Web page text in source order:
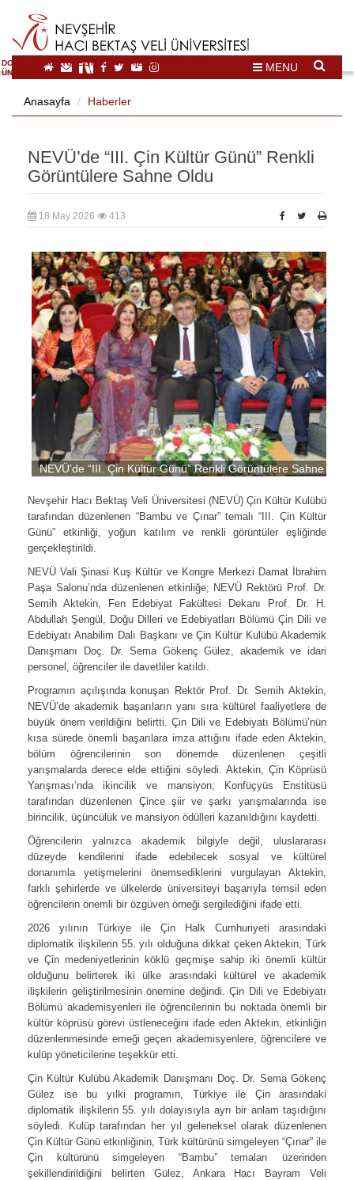
DOĞAL VE KÜLTÜREL MİRAS TURİZMİ İHTİSASLAŞMA
ÜNİVERSİTESİ
MENU
Anasayfa Haberler
NEVÜ’de “III. Çin Kültür Günü” Renkli
Görüntülere Sahne Oldu
18 May 2026 413
NEVÜ’de “III. Çin Kültür Günü” Renkli Görüntülere Sahne Oldu
Nevşehir Hacı Bektaş Veli Üniversitesi (NEVÜ) Çin Kültür Kulübü
tarafından düzenlenen “Bambu ve Çınar” temalı “III. Çin Kültür
Günü” etkinliği, yoğun katılım ve renkli görüntüler eşliğinde
gerçekleştirildi.
NEVÜ Vali Şinasi Kuş Kültür ve Kongre Merkezi Damat İbrahim
Paşa Salonu’nda düzenlenen etkinliğe; NEVÜ Rektörü Prof. Dr.
Semih Aktekin, Fen Edebiyat Fakültesi Dekanı Prof. Dr. H.
Abdullah Şengül, Doğu Dilleri ve Edebiyatları Bölümü Çin Dili ve
Edebiyatı Anabilim Dalı Başkanı ve Çin Kültür Kulübü Akademik
Danışmanı Doç. Dr. Sema Gökenç Gülez, akademik ve idari
personel, öğrenciler ile davetliler katıldı.
Programın açılışında konuşan Rektör Prof. Dr. Semih Aktekin,
NEVÜ’de akademik başarıların yanı sıra kültürel faaliyetlere de
büyük önem verildiğini belirtti. Çin Dili ve Edebiyatı Bölümü’nün
kısa sürede önemli başarılara imza attığını ifade eden Aktekin,
bölüm öğrencilerinin son dönemde düzenlenen çeşitli
yarışmalarda derece elde ettiğini söyledi. Aktekin, Çin Köprüsü
Yarışması’nda ikincilik ve mansiyon; Konfüçyüs Enstitüsü
tarafından düzenlenen Çince şiir ve şarkı yarışmalarında ise
birincilik, üçüncülük ve mansiyon ödülleri kazanıldığını kaydetti.
Öğrencilerin yalnızca akademik bilgiyle değil, uluslararası
düzeyde kendilerini ifade edebilecek sosyal ve kültürel
donanımla yetişmelerini önemsediklerini vurgulayan Aktekin,
farklı şehirlerde ve ülkelerde üniversiteyi başarıyla temsil eden
öğrencilerin önemli bir özgüven örneği sergilediğini ifade etti.
2026 yılının Türkiye ile Çin Halk Cumhuriyeti arasındaki
diplomatik ilişkilerin 55. yılı olduğuna dikkat çeken Aktekin, Türk
ve Çin medeniyetlerinin köklü geçmişe sahip iki önemli kültür
olduğunu belirterek iki ülke arasındaki kültürel ve akademik
ilişkilerin geliştirilmesinin önemine değindi. Çin Dili ve Edebiyatı
Bölümü akademisyenleri ile öğrencilerinin bu noktada önemli bir
kültür köprüsü görevi üstleneceğini ifade eden Aktekin, etkinliğin
düzenlenmesinde emeği geçen akademisyenlere, öğrencilere ve
kulüp yöneticilerine teşekkür etti.
Çin Kültür Kulübü Akademik Danışmanı Doç. Dr. Sema Gökenç
Gülez ise bu yılki programın, Türkiye ile Çin arasındaki
diplomatik ilişkilerin 55. yılı dolayısıyla ayrı bir anlam taşıdığını
söyledi. Kulüp tarafından her yıl geleneksel olarak düzenlenen
Çin Kültür Günü etkinliğinin, Türk kültürünü simgeleyen “Çınar” ile
Çin kültürünü simgeleyen “Bambu” temaları üzerinden
şekillendirildiğini belirten Gülez, Ankara Hacı Bayram Veli